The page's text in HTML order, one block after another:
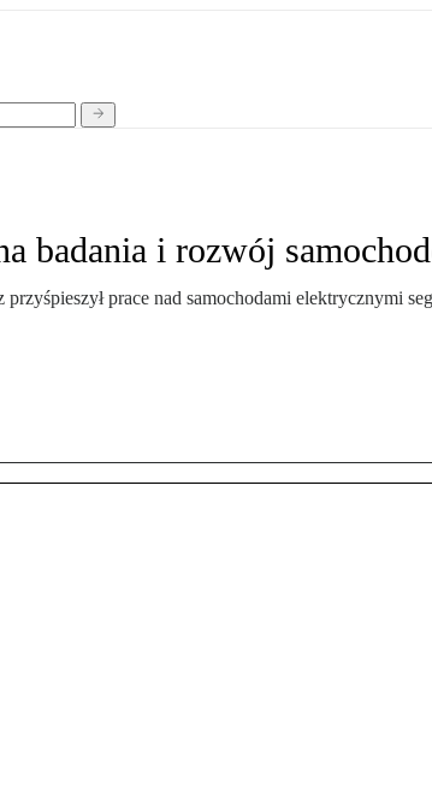
badania i rozwój
prace nad samochodami elektrycznymi